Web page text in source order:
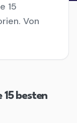
15
Von
besten